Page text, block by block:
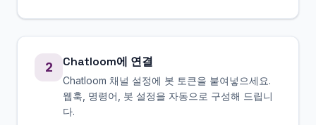
2 Chatloom에 연결
Chatloom 채널 설정에 봇 토큰을 붙여넣으세요.
웹훅, 명령어, 봇 설정을 자동으로 구성해 드립니
다.